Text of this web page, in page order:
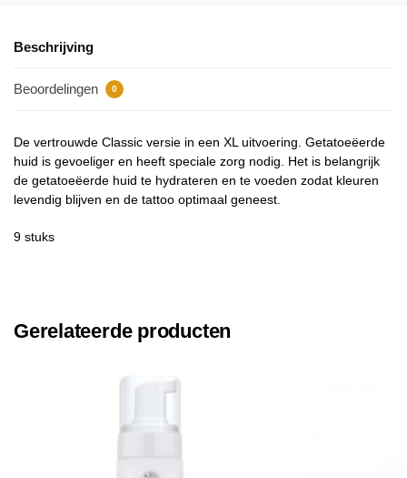
Beschrijving
Beoordelingen 0
De vertrouwde Classic versie in een XL uitvoering. Getatoeëerde
huid is gevoeliger en heeft speciale zorg nodig. Het is belangrijk
de getatoeëerde huid te hydrateren en te voeden zodat kleuren
levendig blijven en de tattoo optimaal geneest.
9 stuks
Gerelateerde producten